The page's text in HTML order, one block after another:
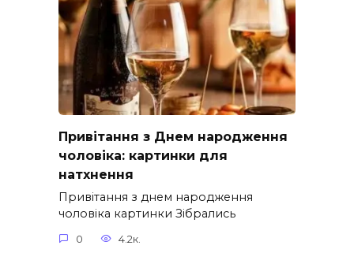
Привітання з Днем народження
чоловіка: картинки для
натхнення
Привітання з днем народження
чоловіка картинки Зібрались
0 4.2к.